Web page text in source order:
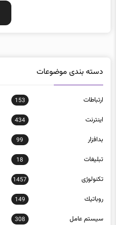
دسته بندی موضوعات
ارتباطات 153
اينترنت 434
بدافزار 99
تبلیغات 18
تکنولوژی 1457
روباتيك 149
سيستم عامل 308